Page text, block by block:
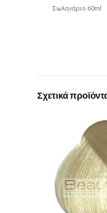
Σωληνάριο 60ml
Σχετικά